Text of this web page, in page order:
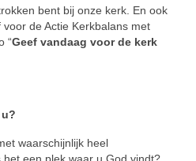
bent bij onze kerk. En ook
de Actie Kerkbalans met
“Geef vandaag voor de kerk
waarschijnlijk heel